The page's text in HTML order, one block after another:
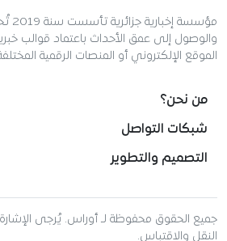
والوصول إلى عمق الأحداث باعتماد قوالب
الموقع الإلكتروني أو المنصات الرقمية
من نحن؟
شبكات التواصل
التصميم والتطوير
جميع الحقوق محفوظة لـ أوراس. يُرجى
النقل والاقتباس.